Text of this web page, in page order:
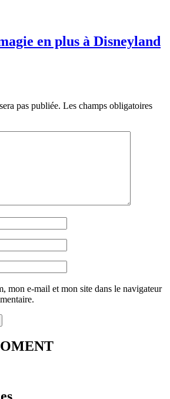
en plus à Disneyland
pas publiée. Les champs obligatoires
mon e-mail et mon site dans le navigateur